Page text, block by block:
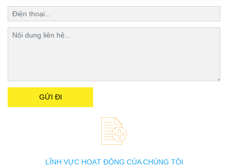
LĨNH VỰC HOẠT ĐỘNG CỦA CHÚNG TÔI